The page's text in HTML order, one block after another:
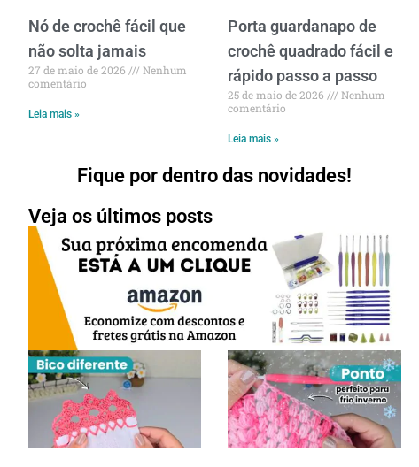
Nó de crochê fácil que
não solta jamais
27 de maio de 2026
Nenhum
comentário
Leia mais »
Porta guardanapo de
crochê quadrado fácil e
rápido passo a passo
25 de maio de 2026
Nenhum
comentário
Leia mais »
Fique por dentro das novidades!
Veja os últimos posts